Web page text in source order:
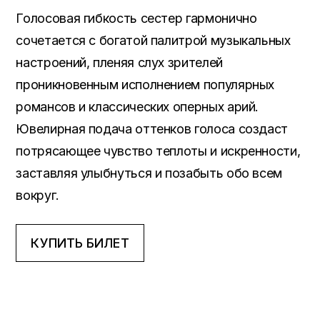
Голосовая гибкость сестер гармонично
сочетается с богатой палитрой музыкальных
настроений, пленяя слух зрителей
проникновенным исполнением популярных
романсов и классических оперных арий.
Ювелирная подача оттенков голоса создаст
потрясающее чувство теплоты и искренности,
заставляя улыбнуться и позабыть обо всем
вокруг.
КУПИТЬ БИЛЕТ